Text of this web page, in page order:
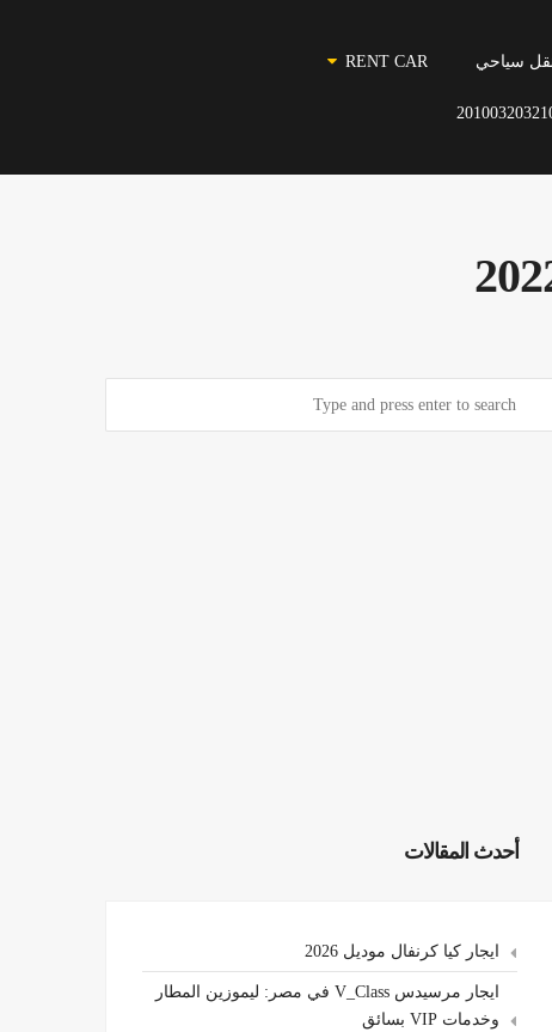
سياحي RENT CAR
أحدث المقالات
ايجار كيا كرنفال موديل 2026
ايجار مرسيدس V_Class في مصر: ليموزين المطار
وخدمات VIP بسائق